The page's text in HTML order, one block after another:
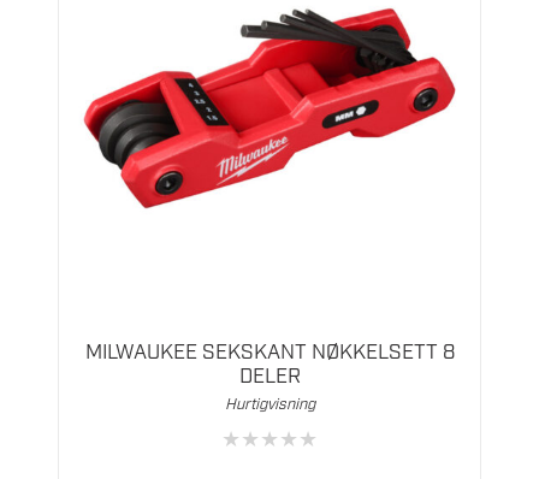
MILWAUKEE SEKSKANT NØKKELSETT 8
DELER
Hurtigvisning
★★★★★